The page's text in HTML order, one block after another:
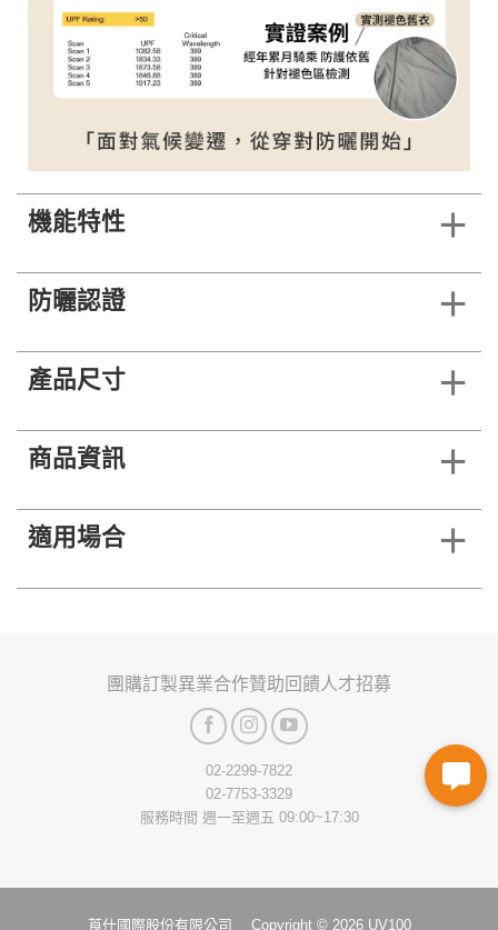
機能特性
防曬認證
產品尺寸
商品資訊
適用場合
團購訂製異業合作贊助回饋人才招募
02-2299-7822
02-7753-3329
服務時間 週一至週五 09:00~17:30
莨仕國際股份有限公司 Copyright © 2026 UV100